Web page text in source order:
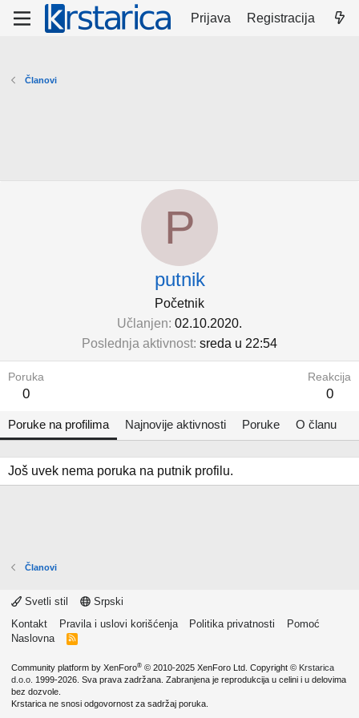
Prijava Registracija
Članovi
P
putnik
Početnik
Učlanjen 02.10.2020.
Poslednja aktivnost sreda u 22:54
Poruka
0
Reakcija
0
Poruke na profilima Najnovije aktivnosti Poruke O članu
Još uvek nema poruka na putnik profilu.
Članovi
Svetli stil
Srpski
Kontakt
Pravila i uslovi korišćenja Politika privatnosti
Pomoć
Naslovna
R
Community platform by XenForo® © 2010-2025 XenForo Ltd. Copyright © Krstarica
d.o.o. 1999-2026. Sva prava zadržana. Zabranjena je reprodukcija u celini i u delovima
bez dozvole.
Krstarica ne snosi odgovornost za sadržaj poruka.